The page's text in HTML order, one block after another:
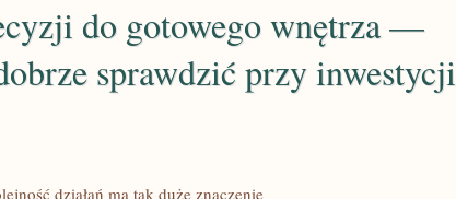
do gotowego wnętrza —
sprawdzić przy inwestycji
działań ma tak duże znaczenie